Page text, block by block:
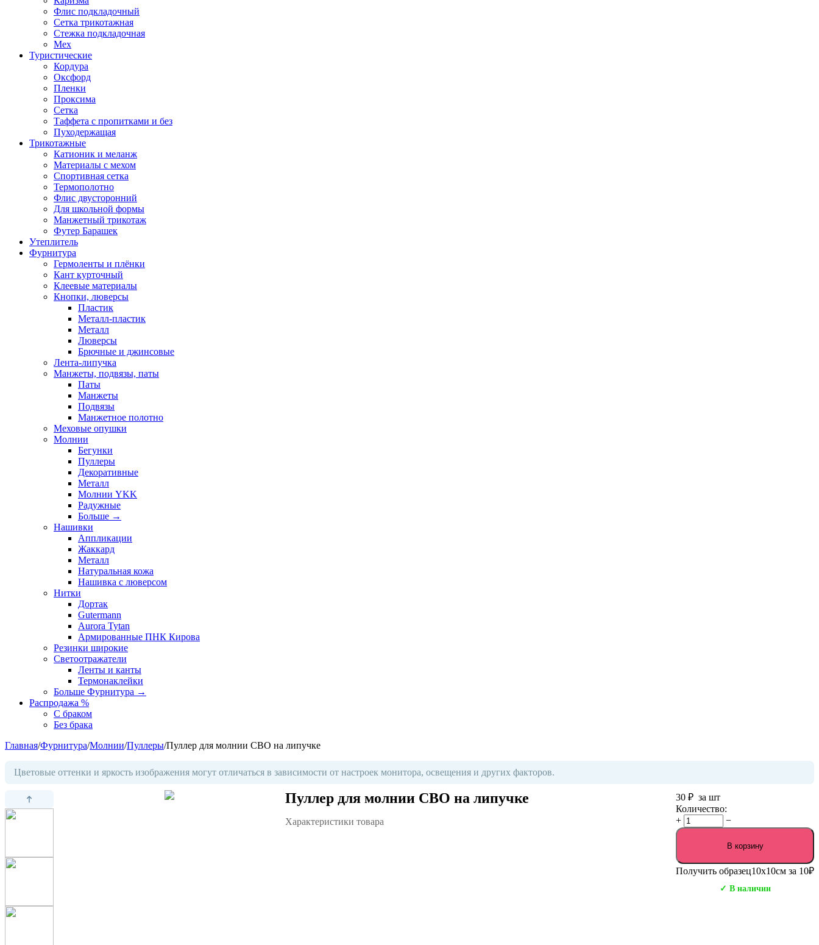
Флис подкладочный
Сетка трикотажная
Стежка подкладочная
Мех
Туристические
Кордура
Оксфорд
Пленки
Проксима
Сетка
Таффета с пропитками и без
Пуходержащая
Трикотажные
Катионик и меланж
Материалы с мехом
Спортивная сетка
Термополотно
Флис двусторонний
Для школьной формы
Манжетный трикотаж
Футер Барашек
Утеплитель
Фурнитура
Гермоленты и плёнки
Кант курточный
Клеевые материалы
Кнопки, люверсы
Пластик
Металл-пластик
Металл
Люверсы
Брючные и джинсовые
Лента-липучка
Манжеты, подвязы, паты
Паты
Манжеты
Подвязы
Манжетное полотно
Меховые опушки
Молнии
Бегунки
Пуллеры
Декоративные
Металл
Молнии YKK
Радужные
Больше →
Нашивки
Аппликации
Жаккард
Металл
Натуральная кожа
Нашивка с люверсом
Нитки
Дортак
Gutermann
Aurora Tytan
Армированные ПНК Кирова
Резинки широкие
Светоотражатели
Ленты и канты
Термонаклейки
Больше Фурнитура →
Распродажа %
С браком
Без брака
Главная/Фурнитура/Молнии/Пуллеры/Пуллер для молнии СВО на липучке
Цветовые оттенки и яркость изображения могут отличаться в зависимости от настроек монитора, освещения и других факторов.
Пуллер для молнии СВО на липучке
Характеристики товара
30 ₽ за шт
Количество:
+
−
В корзину
Получить образец10х10см за 10₽
✓ В наличии